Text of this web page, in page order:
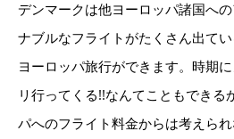
デンマークは他ヨーロッパ諸国へ
ナブルなフライトがたくさん出て
ヨーロッパ旅行ができます。時期
リ行ってくる!!なんてこともできる
パへのフライト料金からは考えら